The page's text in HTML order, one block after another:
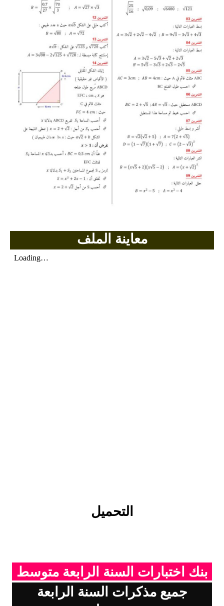
محفظة الأستاذ
بنك مذكرات الاستاذ
بنك التوزيعات الشهرية
دفاتر استاذ التعليم الابتدائي
المسابقات المهنية
البحوث الجاهزة
بحوث اللغة العربية
بحوث الرياضيات
بحوث العلوم الطبيعيةمعاينة الملف
التحميل
بنك اختبارات السنة الرابعة متوسط
جميع مذكرات السنة الرابعة